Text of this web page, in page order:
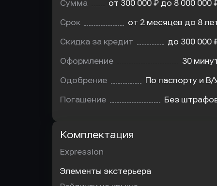
Сумма от 300 000 ₽ до 8 000 000
Срок от 2 месяцев до 8
Скидка за кредит до 300 000
Оформление 30
Одобрение По паспорту и В/
Погашение Без
Комплектация
Expression
Элементы экстерьера